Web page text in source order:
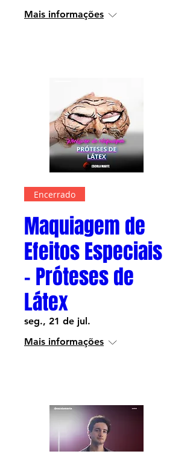
Mais informações
Encerrado
Maquiagem de
Efeitos Especiais
- Próteses de
Látex
seg., 21 de jul.
Mais informações